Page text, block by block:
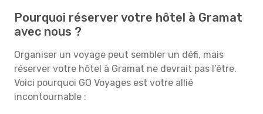
Pourquoi réserver votre hôtel à Gramat
avec nous ?
Organiser un voyage peut sembler un défi, mais
réserver votre hôtel à Gramat ne devrait pas l’être.
Voici pourquoi GO Voyages est votre allié
incontournable :